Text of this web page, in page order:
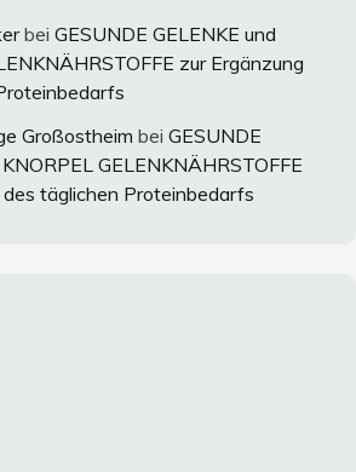
bei GESUNDE GELENKE und
zur Ergänzung
Großostheim bei GESUNDE
GELENKNÄHRSTOFFE
des täglichen Proteinbedarfs